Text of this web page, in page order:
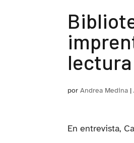
porAndrea Medina |
En entrevista,